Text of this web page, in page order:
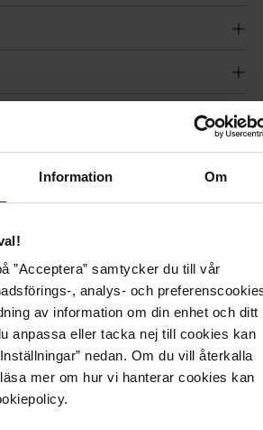
Information Om
”Acceptera” samtycker du till vår
, analys- och
av information om din enhet och ditt
anpassa eller tacka nej till cookies kan
nedan. Om du vill återkalla
mer om hur vi hanterar cookies kan